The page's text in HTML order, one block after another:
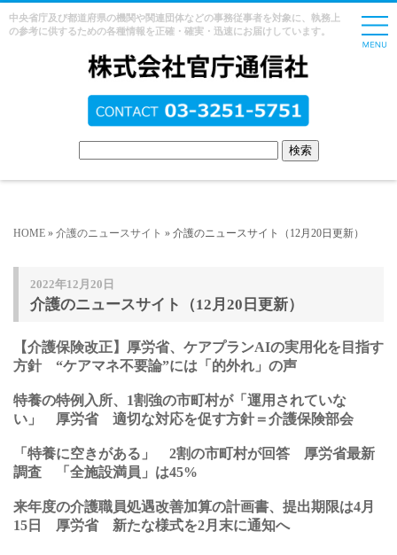
中央省庁及び都道府県の機関や関連団体などの事務従事者を対象に、執務上
の参考に供するための各種情報を正確・確実・迅速にお届けしています。
HOME » 介護のニュースサイト » 介護のニュースサイト（12月20日更新）
2022年12月20日
介護のニュースサイト（12月20日更新）
【介護保険改正】厚労省、ケアプランAIの実用化を目指す
方針 “ケアマネ不要論”には「的外れ」の声
特養の特例入所、1割強の市町村が「運用されていな
い」 厚労省 適切な対応を促す方針＝介護保険部会
「特養に空きがある」 2割の市町村が回答 厚労省最新
調査 「全施設満員」は45%
来年度の介護職員処遇改善加算の計画書、提出期限は4月
15日 厚労省 新たな様式を2月末に通知へ